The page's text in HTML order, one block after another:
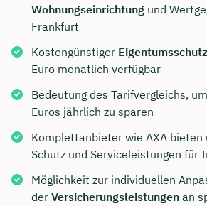
Wohnungseinrichtung und
Frankfurt
Kostengünstiger Eigentumsschutz
Euro monatlich verfügbar
Bedeutung des Tarifvergleichs,
Euros jährlich zu sparen
Komplettanbieter wie AXA bieten
Schutz und Serviceleistungen für
Möglichkeit zur individuellen
der Versicherungsleistungen an